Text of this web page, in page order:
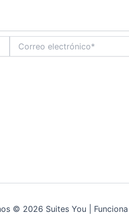
electrónico*
© 2026 Suites You |